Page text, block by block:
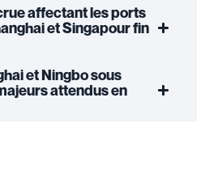
affectant les ports
et Singapour fin
et Ningbo sous
attendus en